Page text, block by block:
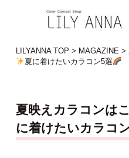
LILYANNA TOP > MAGAZINE>
夏に着けたいカラコン5選
夏映えカラコンは
に着けたいカラコ